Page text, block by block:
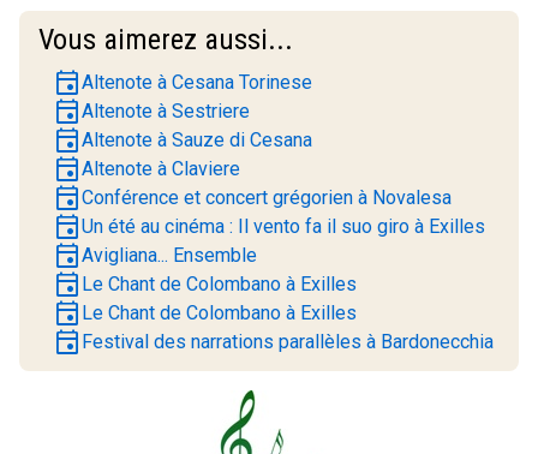
Vous aimerez aussi...
eventAltenote à Cesana Torinese
eventAltenote à Sestriere
eventAltenote à Sauze di Cesana
eventAltenote à Claviere
eventConférence et concert grégorien à Novalesa
eventUn été au cinéma : Il vento fa il suo giro à Exilles
eventAvigliana... Ensemble
event Le Chant de Colombano à Exilles
event Le Chant de Colombano à Exilles
event Festival des narrations parallèles à Bardonecchia